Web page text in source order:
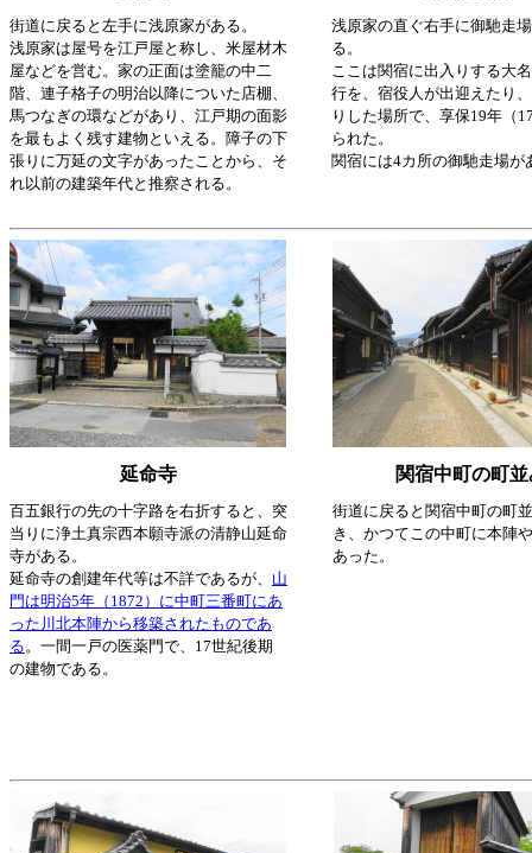
街道に戻ると左手に浅原家がある。
浅原家は屋号を江戸屋と称し、米屋材木
屋などを営む。家の正面は塗籠の中二
階、連子格子の明治以降についた店棚、
馬つなぎの環などがあり、江戸期の面影
を最もよく残す建物といえる。障子の下
張りに万延の文字があったことから、そ
れ以前の建築年代と推察される。
浅原家の直ぐ右手に御馳走
る。
ここは関宿に出入りする大
行を、宿役人が出迎えたり
りした場所で、享保19年（
られた。
関宿には4カ所の御馳走場が
延命寺 関宿中町の町並
百五銀行の先の十字路を右折すると、突
当りに浄土真宗西本願寺派の清静山延命
寺がある。
延命寺の創建年代等は不詳であるが、 山
門は明治5年（1872）に中町三番町にあ
った川北本陣から移築されたものであ
る。一間一戸の医薬門で、17世紀後期
の建物である。
街道に戻ると関宿中町の町
き、かつてこの中町に本陣
あった。